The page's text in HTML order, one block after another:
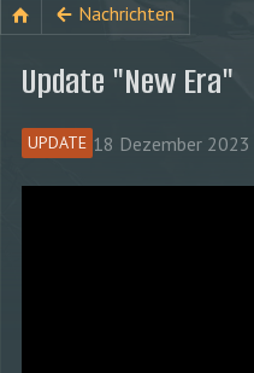
Nachrichten
Update "New Era"
UPDATE 18 Dezember 2023